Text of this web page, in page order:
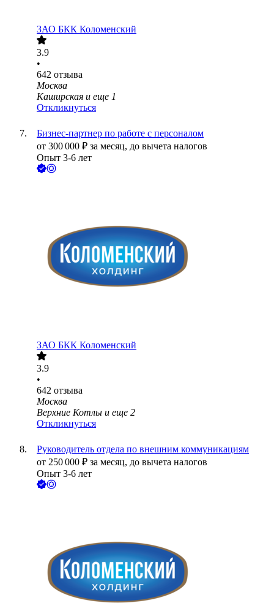
ЗАО БКК Коломенский
3.9
•
642 отзыва
Москва
Каширская и еще 1
Откликнуться
Бизнес-партнер по работе с персоналом
от 300 000 ₽ за месяц, до вычета налогов
Опыт 3-6 лет
ЗАО БКК Коломенский
3.9
•
642 отзыва
Москва
Верхние Котлы и еще 2
Откликнуться
Руководитель отдела по внешним коммуникациям
от 250 000 ₽ за месяц, до вычета налогов
Опыт 3-6 лет